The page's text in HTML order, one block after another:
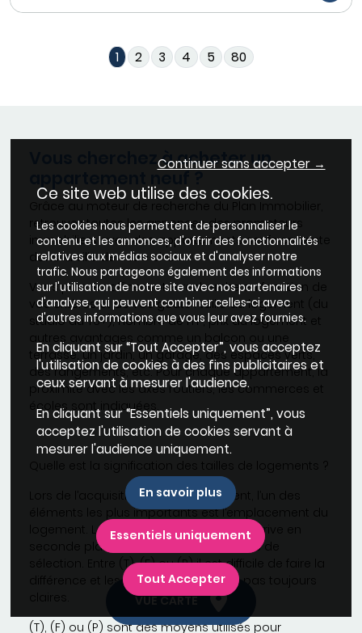
1 2 3 4 5 80
VUE CARTE
Vous cherchez à acheter un
Grâce au moteur de recherche du Plan Immobilier,
retrouvez toutes les annonces des promoteurs
immobiliers avec des appartements neufs en vente
dans la ville de votre choix.
Vous pourrez affiner votre recherche en fonction de
vos critères et de vos goûts : taille du logement (du
studio au T6+), nombre de m², prix du logement et
autres avantages comme un balcon ou une
terrasse, un jardin, un garage, des espaces verts,
des rangements, etc. Pour chaque appartement, la
proximité avec les axes routiers, les commerces et
écoles sont indiquées.
Quelle est la signification des tailles de logements ?
Lors de l’acquisition d’un appartement, l’un des
éléments les plus importants est l’emplacement du
logement. La taille du bien immobilier, arrive en
seconde place dans la liste des critères de
sélection. Entre (T), (F) ou (P) il est difficile de faire la
différence et les explications ne sont pas toujours
claires.
(T), (F) ou (P) sont des moyens utilisés pour
Continuer sans accepter →
Ce site web utilise des cookies.
Les cookies nous permettent de personnaliser le
contenu et les annonces, d'offrir des fonctionnalités
relatives aux médias sociaux et d'analyser notre
trafic. Nous partageons également des informations
sur l'utilisation de notre site avec nos partenaires
d'analyse, qui peuvent combiner celles-ci avec
d'autres informations que vous leur avez fournies.
En cliquant sur “Tout Accepter”, vous acceptez
l'utilisation de cookies à des fins publicitaires et
ceux servant à mesurer l'audience.
En cliquant sur “Essentiels uniquement”, vous
acceptez l'utilisation de cookies servant à
mesurer l'audience uniquement.
En savoir plus
Essentiels uniquement
Tout Accepter